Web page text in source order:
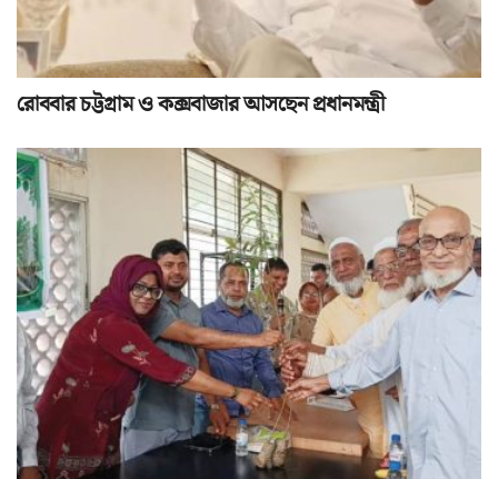
রোববার চট্টগ্রাম ও কক্সবাজার আসছেন প্রধানমন্ত্রী